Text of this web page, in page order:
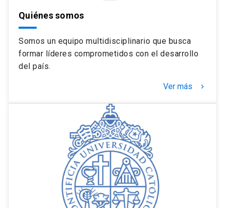
Quiénes somos
Somos un equipo multidisciplinario que busca
formar líderes comprometidos con el desarrollo
del país.
Ver más keyboard_arrow_right